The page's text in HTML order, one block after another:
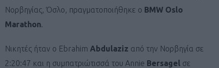
Νορβηγίας, Όσλο, πραγματοποιήθηκε ο BMW Oslo
Marathon.
Νικητές ήταν ο Ebrahim Abdulaziz από την Νορβηγία σε
2:20:47 και η συμπατριώτισσά του Annie Bersagel σε